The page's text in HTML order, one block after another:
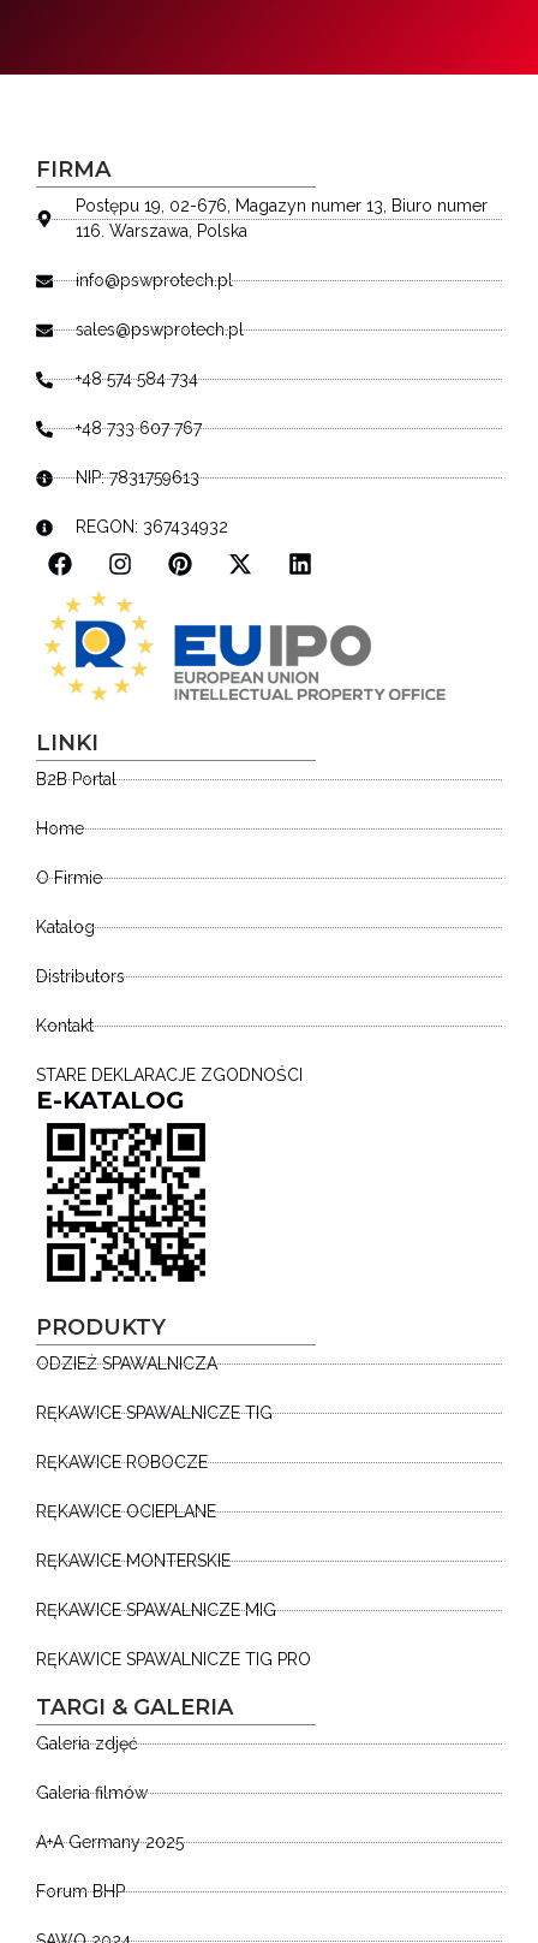
FIRMA
Postępu 19, 02-676, Magazyn numer 13, Biuro numer
116. Warszawa, Polska
info@pswprotech.pl
sales@pswprotech.pl
+48 574 584 734
+48 733 607 767
NIP: 7831759613
REGON: 367434932
LINKI
B2B Portal
Home
O Firmie
Katalog
Distributors
Kontakt
STARE DEKLARACJE ZGODNOŚCI
E-KATALOG
PRODUKTY
ODZIEŻ SPAWALNICZA
RĘKAWICE SPAWALNICZE TIG
RĘKAWICE ROBOCZE
RĘKAWICE OCIEPLANE
RĘKAWICE MONTERSKIE
RĘKAWICE SPAWALNICZE MIG
RĘKAWICE SPAWALNICZE TIG PRO
TARGI & GALERIA
Galeria zdjęć
Galeria filmów
A+A Germany 2025
Forum BHP